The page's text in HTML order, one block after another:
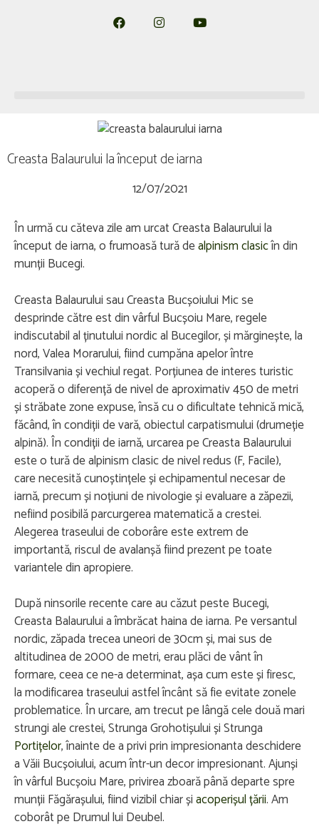
Creasta Balaurului la început de iarna
12/07/2021
În urmă cu căteva zile am urcat Creasta Balaurului la
început de iarna, o frumoasă tură dealpinism clasicîn din
munții Bucegi.
Creasta Balaurului sau Creasta Bucșoiului Mic se
desprinde către est din vârful Bucșoiu Mare, regele
indiscutabil al ținutului nordic al Bucegilor, și mărginește, la
nord, Valea Morarului, fiind cumpăna apelor între
Transilvania și vechiul regat. Porțiunea de interes turistic
acoperă o diferență de nivel de aproximativ 450 de metri
și străbate zone expuse, însă cu o dificultate tehnică mică,
făcând, în condiții de vară, obiectul carpatismului (drumeție
alpină). În condiții de iarnă, urcarea pe Creasta Balaurului
este o tură de alpinism clasic de nivel redus (F, Facile),
care necesită cunoștințele și echipamentul necesar de
iarnă, precum și noțiuni de nivologie și evaluare a zăpezii,
nefiind posibilă parcurgerea matematică a crestei.
Alegerea traseului de coborâre este extrem de
importantă, riscul de avalanșă fiind prezent pe toate
variantele din apropiere.
După ninsorile recente care au căzut peste Bucegi,
Creasta Balaurului a îmbrăcat haina de iarna. Pe versantul
nordic, zăpada trecea uneori de 30cm și, mai sus de
altitudinea de 2000 de metri, erau plăci de vânt în
formare, ceea ce ne-a determinat, așa cum este și firesc,
la modificarea traseului astfel încânt să fie evitate zonele
problematice. În urcare, am trecut pe lângă cele două mari
strungi ale crestei, Strunga Grohotișului și Strunga
Portițelor, înainte de a privi prin impresionanta deschidere
a Văii Bucșoiului, acum într-un decor impresionant. Ajunși
în vârful Bucșoiu Mare, privirea zboară până departe spre
munții Făgărașului, fiind vizibil chiar șiacoperișul țării. Am
coborât pe Drumul lui Deubel.